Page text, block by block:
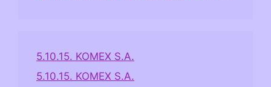
5.10.15. KOMEX S.A.
5.10.15. KOMEX S.A.